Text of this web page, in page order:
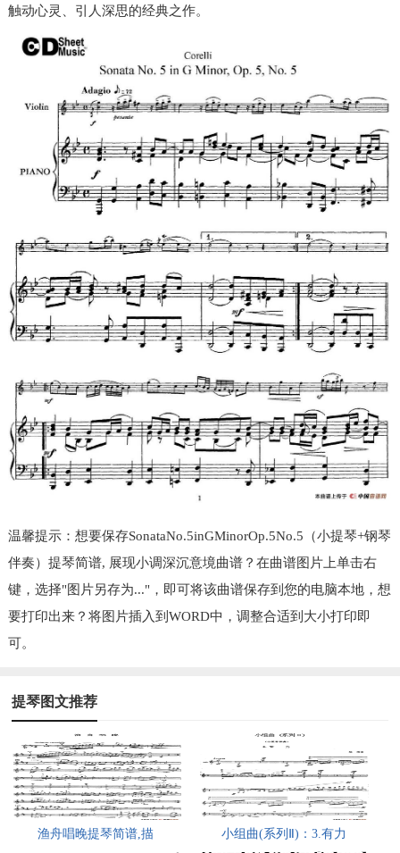
触动心灵、引人深思的经典之作。
温馨提示：想要保存SonataNo.5inGMinorOp.5No.5（小提琴+钢琴
伴奏）提琴简谱, 展现小调深沉意境曲谱？在曲谱图片上单击右
键，选择"图片另存为..."，即可将该曲谱保存到您的电脑本地，想
要打印出来？将图片插入到WORD中，调整合适到大小打印即
可。
提琴图文推荐
渔舟唱晚提琴简谱,描 小组曲(系列Ⅱ)：3.有力